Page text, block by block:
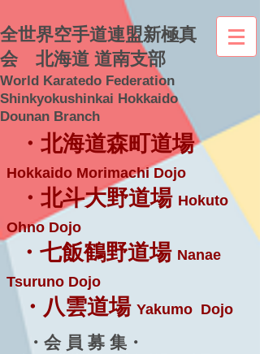
全世界空手道連盟新極真
会 北海道 道南支部
World Karatedo Federation
Shinkyokushinkai Hokkaido
Dounan Branch
・北海道森町道場
Hokkaido Morimachi Dojo
・北斗大野道場 Hokuto
Ohno Dojo
・七飯鶴野道場 Nanae
Tsuruno Dojo
・八雲道場 Yakumo Dojo
・会 員 募 集・